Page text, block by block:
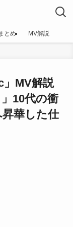
とめ MV解説
MV解説
10代の衝
華した仕